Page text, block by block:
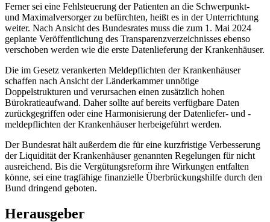
Ferner sei eine Fehlsteuerung der Patienten an die Schwerpunkt-
und Maximalversorger zu befürchten, heißt es in der Unterrichtung
weiter. Nach Ansicht des Bundesrates muss die zum 1. Mai 2024
geplante Veröffentlichung des Transparenzverzeichnisses ebenso
verschoben werden wie die erste Datenlieferung der Krankenhäuser.
Die im Gesetz verankerten Meldepflichten der Krankenhäuser
schaffen nach Ansicht der Länderkammer unnötige
Doppelstrukturen und verursachen einen zusätzlich hohen
Bürokratieaufwand. Daher sollte auf bereits verfügbare Daten
zurückgegriffen oder eine Harmonisierung der Datenliefer- und -
meldepflichten der Krankenhäuser herbeigeführt werden.
Der Bundesrat hält außerdem die für eine kurzfristige Verbesserung
der Liquidität der Krankenhäuser genannten Regelungen für nicht
ausreichend. Bis die Vergütungsreform ihre Wirkungen entfalten
könne, sei eine tragfähige finanzielle Überbrückungshilfe durch den
Bund dringend geboten.
Herausgeber